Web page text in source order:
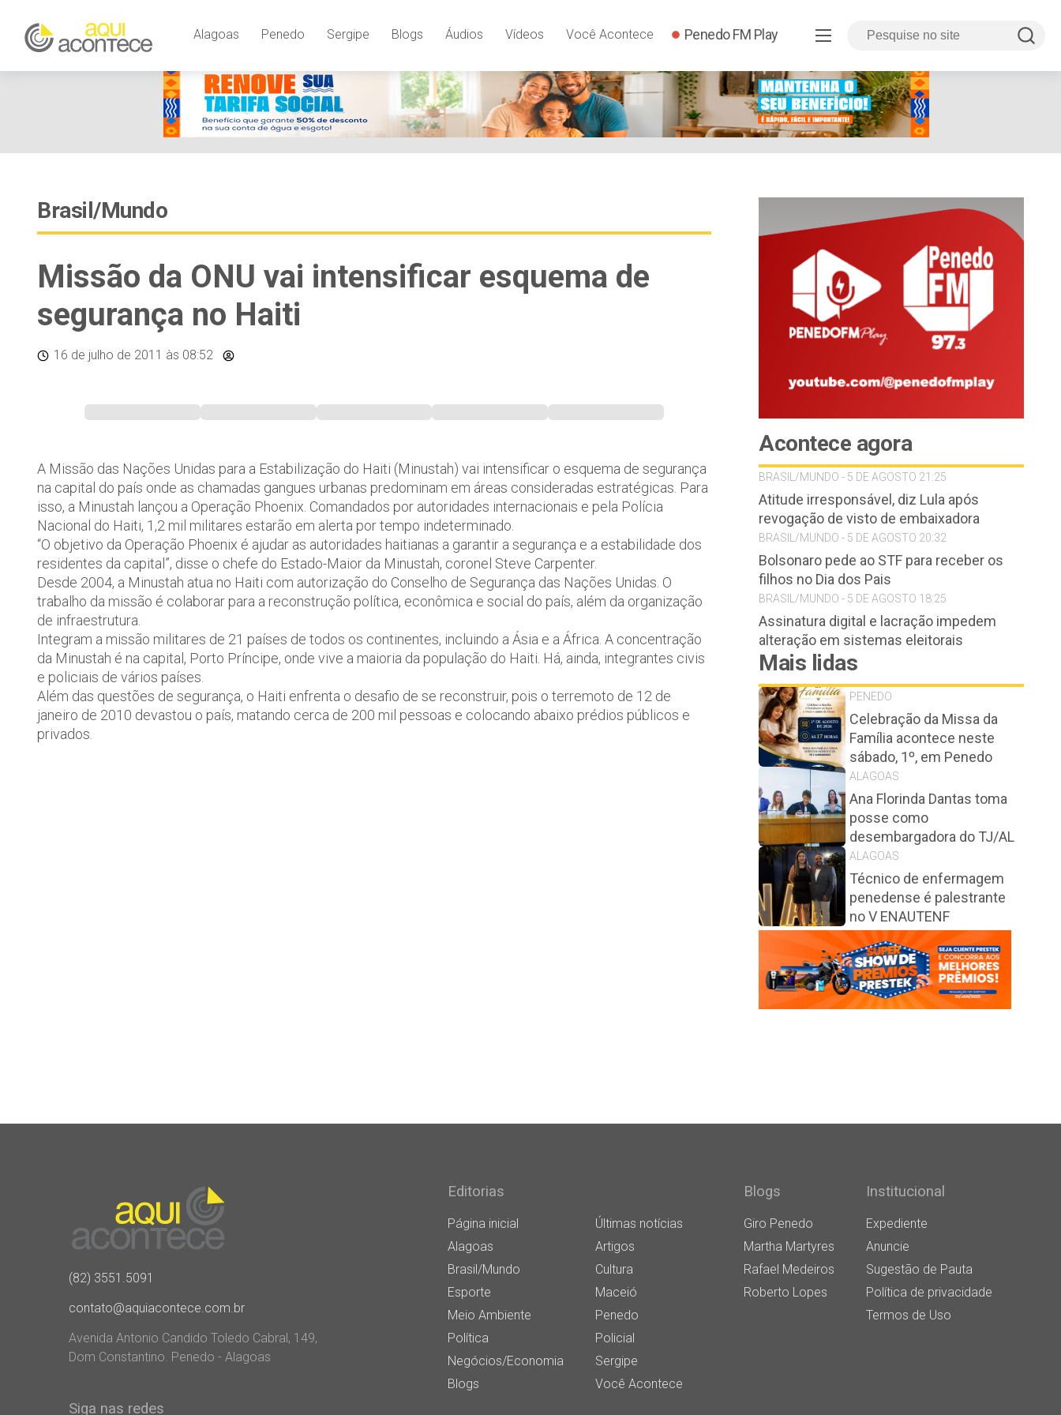
Alagoas Penedo Sergipe Blogs Áudios Vídeos Você Acontece Penedo FM Play
Brasil/Mundo
Missão da ONU vai intensificar esquema de
segurança no Haiti
16 de julho de 2011 às 08:52
A Missão das Nações Unidas para a Estabilização do Haiti (Minustah) vai intensificar o esquema de segurança
na capital do país onde as chamadas gangues urbanas predominam em áreas consideradas estratégicas. Para
isso, a Minustah lançou a Operação Phoenix. Comandados por autoridades internacionais e pela Polícia
Nacional do Haiti, 1,2 mil militares estarão em alerta por tempo indeterminado.
“O objetivo da Operação Phoenix é ajudar as autoridades haitianas a garantir a segurança e a estabilidade dos
residentes da capital”, disse o chefe do Estado-Maior da Minustah, coronel Steve Carpenter.
Desde 2004, a Minustah atua no Haiti com autorização do Conselho de Segurança das Nações Unidas. O
trabalho da missão é colaborar para a reconstrução política, econômica e social do país, além da organização
de infraestrutura.
Integram a missão militares de 21 países de todos os continentes, incluindo a Ásia e a África. A concentração
da Minustah é na capital, Porto Príncipe, onde vive a maioria da população do Haiti. Há, ainda, integrantes civis
e policiais de vários países.
Além das questões de segurança, o Haiti enfrenta o desafio de se reconstruir, pois o terremoto de 12 de
janeiro de 2010 devastou o país, matando cerca de 200 mil pessoas e colocando abaixo prédios públicos e
privados.
Acontece agora
BRASIL/MUNDO - 5 DE AGOSTO 21:25
Atitude irresponsável, diz Lula após
revogação de visto de embaixadora
BRASIL/MUNDO - 5 DE AGOSTO 20:32
Bolsonaro pede ao STF para receber os
filhos no Dia dos Pais
BRASIL/MUNDO - 5 DE AGOSTO 18:25
Assinatura digital e lacração impedem
alteração em sistemas eleitorais
Mais lidas
PENEDO
Celebração da Missa da
Família acontece neste
sábado, 1º, em Penedo
ALAGOAS
Ana Florinda Dantas toma
posse como
desembargadora do TJ/AL
ALAGOAS
Técnico de enfermagem
penedense é palestrante
no V ENAUTENF
(82) 3551.5091
contato@aquiacontece.com.br
Avenida Antonio Candido Toledo Cabral, 149,
Dom Constantino. Penedo - Alagoas
Siga nas redes
Editorias
Página inicial
Últimas notícias
Alagoas
Artigos
Brasil/Mundo
Cultura
Esporte
Maceió
Meio Ambiente
Penedo
Política
Policial
Negócios/Economia
Sergipe
Blogs
Você Acontece
Blogs
Giro Penedo
Martha Martyres
Rafael Medeiros
Roberto Lopes
Institucional
Expediente
Anuncie
Sugestão de Pauta
Política de privacidade
Termos de Uso